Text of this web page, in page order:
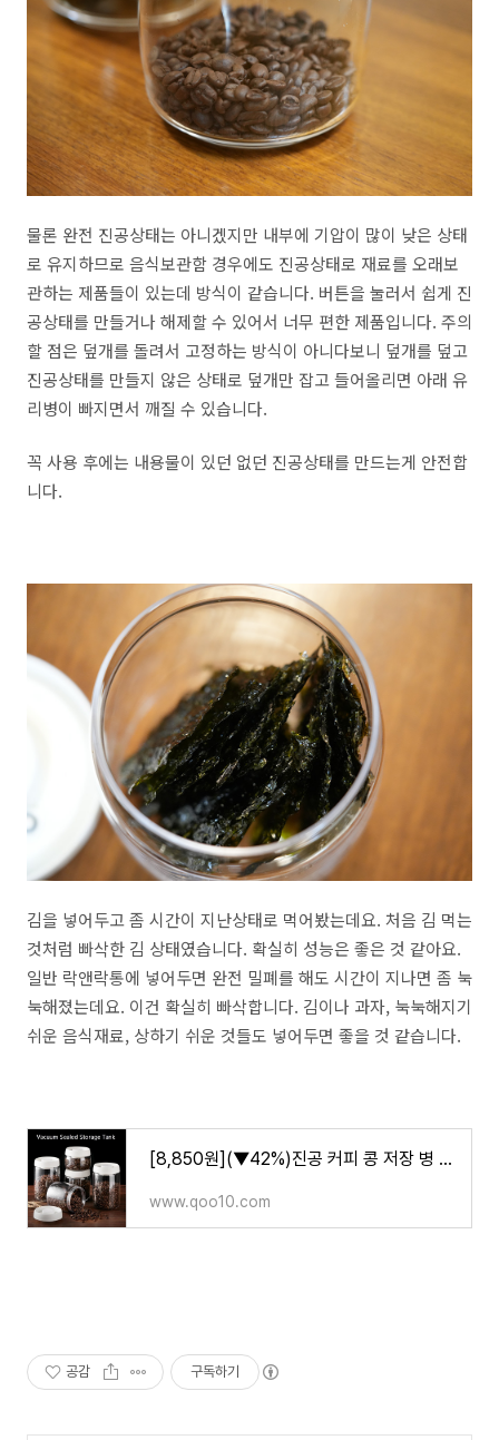
물론 완전 진공상태는 아니겠지만 내부에 기압이 많이 낮은 상태
로 유지하므로 음식보관함 경우에도 진공상태로 재료를 오래보
관하는 제품들이 있는데 방식이 같습니다. 버튼을 눌러서 쉽게 진
공상태를 만들거나 해제할 수 있어서 너무 편한 제품입니다. 주의
할 점은 덮개를 돌려서 고정하는 방식이 아니다보니 덮개를 덮고
진공상태를 만들지 않은 상태로 덮개만 잡고 들어올리면 아래 유
리병이 빠지면서 깨질 수 있습니다.
꼭 사용 후에는 내용물이 있던 없던 진공상태를 만드는게 안전합
니다.
김을 넣어두고 좀 시간이 지난상태로 먹어봤는데요. 처음 김 먹는
것처럼 빠삭한 김 상태였습니다. 확실히 성능은 좋은 것 같아요.
일반 락앤락통에 넣어두면 완전 밀폐를 해도 시간이 지나면 좀 눅
눅해졌는데요. 이건 확실히 빠삭합니다. 김이나 과자, 눅눅해지기
쉬운 음식재료, 상하기 쉬운 것들도 넣어두면 좋을 것 같습니다.
[8,850원](▼42%)진공 커피 콩 저장 병 크리 에이 티브 봉인 된 유리 병 저장 탱크 음식 곡물 컨테이
www.qoo10.com
공감 구독하기